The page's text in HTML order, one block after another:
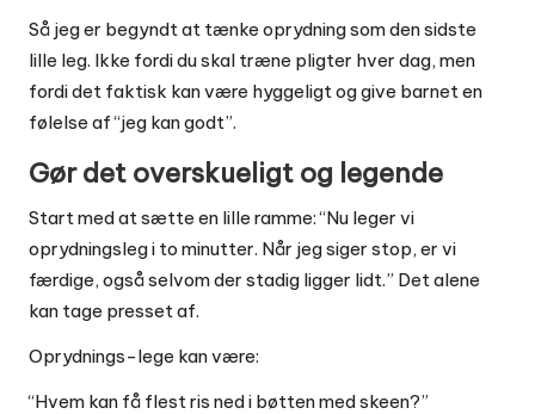
Så jeg er begyndt at tænke oprydning som den sidste
lille leg. Ikke fordi du skal træne pligter hver dag, men
fordi det faktisk kan være hyggeligt og give barnet en
følelse af “jeg kan godt”.
Gør det overskueligt og legende
Start med at sætte en lille ramme: “Nu leger vi
oprydningsleg i to minutter. Når jeg siger stop, er vi
færdige, også selvom der stadig ligger lidt.” Det alene
kan tage presset af.
Oprydnings-lege kan være:
“Hvem kan få flest ris ned i bøtten med skeen?”